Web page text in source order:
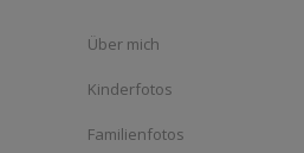
Über mich
Kinderfotos
Familienfotos